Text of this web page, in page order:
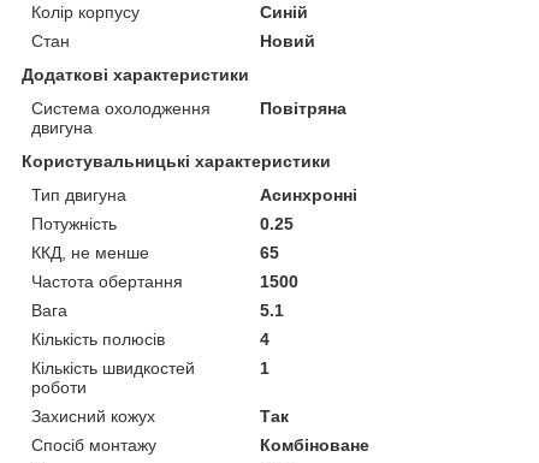
Колір корпусу
Синій
Стан
Новий
Додаткові характеристики
Система охолодження
двигуна
Повітряна
Користувальницькі характеристики
Тип двигуна
Асинхронні
Потужність
0.25
ККД, не менше
65
Частота обертання
1500
Вага
5.1
Кількість полюсів
4
Кількість швидкостей
роботи
1
Захисний кожух
Так
Спосіб монтажу
Комбіноване